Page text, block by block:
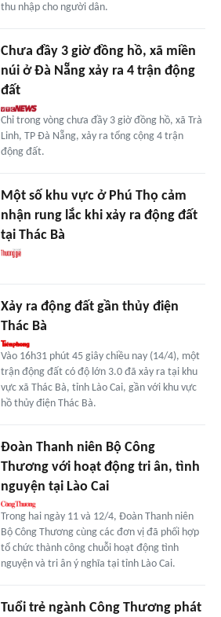
thu nhập cho người dân.
Chưa đầy 3 giờ đồng hồ, xã miền
núi ở Đà Nẵng xảy ra 4 trận động
đất
Chỉ trong vòng chưa đầy 3 giờ đồng hồ, xã Trà
Linh, TP Đà Nẵng, xảy ra tổng cộng 4 trận
động đất.
Một số khu vực ở Phú Thọ cảm
nhận rung lắc khi xảy ra động đất
tại Thác Bà
Xảy ra động đất gần thủy điện
Thác Bà
Vào 16h31 phút 45 giây chiều nay (14/4), một
trận động đất có độ lớn 3.0 đã xảy ra tại khu
vực xã Thác Bà, tỉnh Lào Cai, gần với khu vực
hồ thủy điện Thác Bà.
Đoàn Thanh niên Bộ Công
Thương với hoạt động tri ân, tình
nguyện tại Lào Cai
Trong hai ngày 11 và 12/4, Đoàn Thanh niên
Bộ Công Thương cùng các đơn vị đã phối hợp
tổ chức thành công chuỗi hoạt động tình
nguyện và tri ân ý nghĩa tại tỉnh Lào Cai.
Tuổi trẻ ngành Công Thương phát